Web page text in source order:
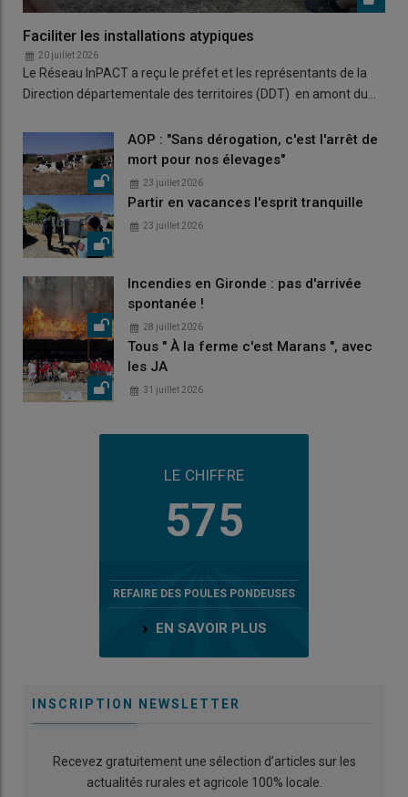
Faciliter les installations atypiques
20 juillet 2026
Le Réseau InPACT a reçu le préfet et les représentants de la
Direction départementale des territoires (DDT) en amont du…
AOP : "Sans dérogation, c'est l'arrêt de
mort pour nos élevages"
23 juillet 2026
Partir en vacances l'esprit tranquille
23 juillet 2026
Incendies en Gironde : pas d'arrivée
spontanée !
28 juillet 2026
Tous " À la ferme c'est Marans ", avec
les JA
31 juillet 2026
LE CHIFFRE
575
REFAIRE DES POULES PONDEUSES
EN SAVOIR PLUS
INSCRIPTION NEWSLETTER
Recevez gratuitement une sélection d’articles sur les
actualités rurales et agricole 100% locale.